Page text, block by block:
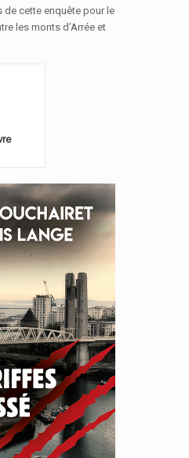
cette enquête pour le
les monts d’Arrée et